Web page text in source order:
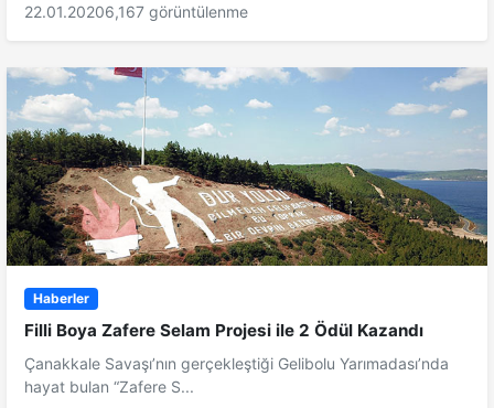
22.01.20206,167 görüntülenme
Haberler
Filli Boya Zafere Selam Projesi ile 2 Ödül Kazandı
Çanakkale Savaşı’nın gerçekleştiği Gelibolu Yarımadası’nda
hayat bulan “Zafere S...